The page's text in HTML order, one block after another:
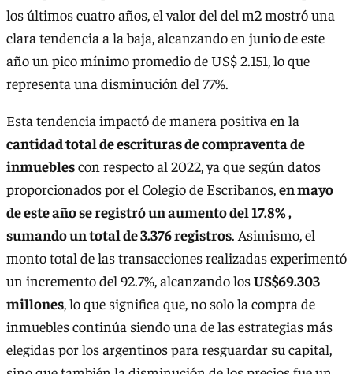
los últimos cuatro años, el valor del del m2 mostró una
clara tendencia a la baja, alcanzando en junio de este
año un pico mínimo promedio de US$ 2.151, lo que
representa una disminución del 77%.
Esta tendencia impactó de manera positiva en la
cantidad total de escrituras de compraventa de
inmueblescon respecto al 2022, ya que según datos
proporcionados por el Colegio de Escribanos,en mayo
de este año se registró un aumento del 17.8% ,
sumando un total de 3.376 registros. Asimismo, el
monto total de las transacciones realizadas experimentó
un incremento del 92.7%, alcanzando losUS$69.303
millones, lo que significa que, no solo la compra de
inmuebles continúa siendo una de las estrategias más
elegidas por los argentinos para resguardar su capital,